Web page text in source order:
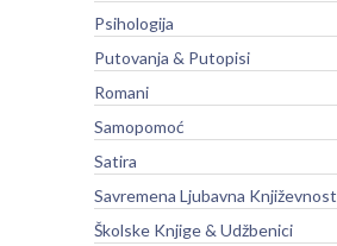
Psihologija
Putovanja & Putopisi
Romani
Samopomoć
Satira
Savremena Ljubavna Književnost
Školske Knjige & Udžbenici